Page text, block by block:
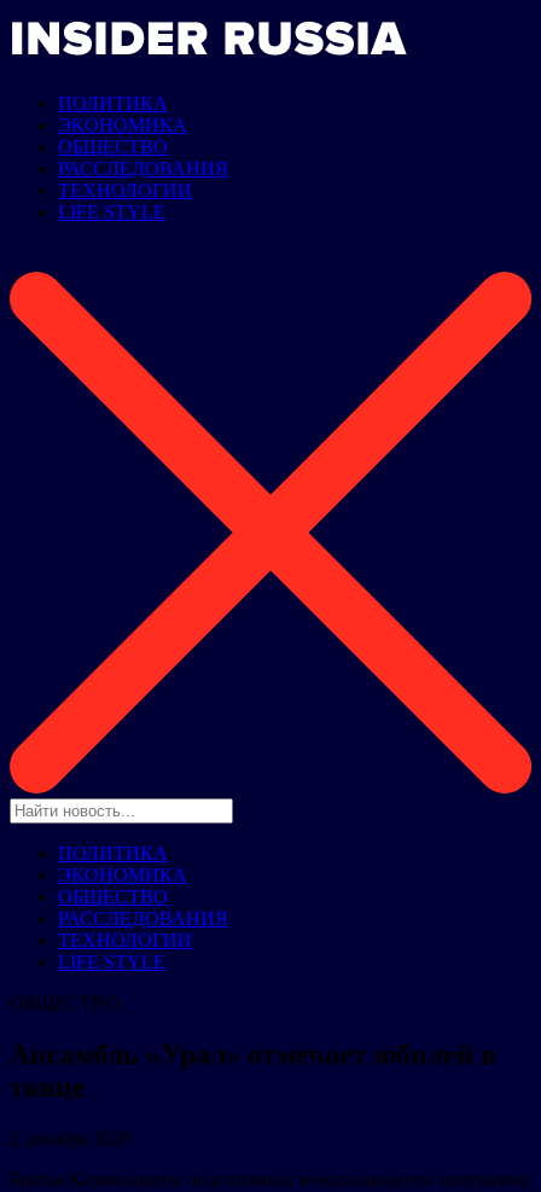
ПОЛИТИКА
ЭКОНОМИКА
ОБЩЕСТВО
РАССЛЕДОВАНИЯ
ТЕХНОЛОГИИ
LIFE STYLE
ПОЛИТИКА
ЭКОНОМИКА
ОБЩЕСТВО
РАССЛЕДОВАНИЯ
ТЕХНОЛОГИИ
LIFE STYLE
ОБЩЕСТВО
Ансамбль «Урал» отмечает юбилей в
танце
2 декабря 2020
Братья Карачинцевы подготовили международную программу